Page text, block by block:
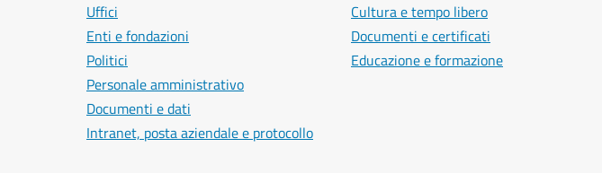
Uffici
Enti e fondazioni
Politici
Personale amministrativo
Documenti e dati
Intranet, posta aziendale e protocollo
Cultura e tempo libero
Documenti e certificati
Educazione e formazione